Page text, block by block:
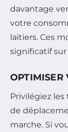
davantage
votre
laitiers. Ces
significatif sur
OPTIMISER
Privilégiez
de
marche. Si